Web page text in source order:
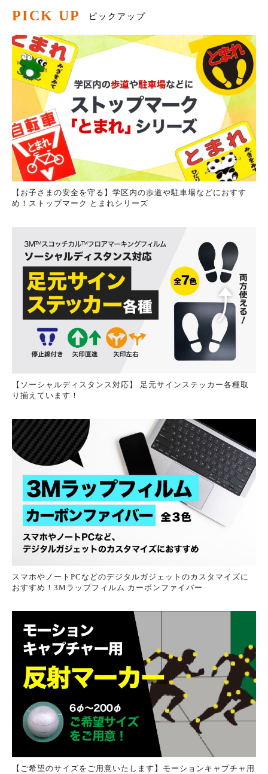
PICK UP ピックアップ
【お子さまの安全を守る】学区内の歩道や駐車場などにおすす
め！ストップマーク とまれシリーズ
【ソーシャルディスタンス対応】 足元サインステッカー各種取
り揃えています！
スマホやノートPCなどのデジタルガジェットのカスタマイズに
おすすめ！3Mラップフィルム カーボンファイバー
【ご希望のサイズをご用意いたします】モーションキャプチャ用